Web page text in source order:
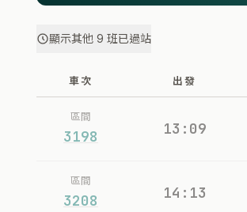
顯示其他 9 班已過站
車次 出發
區間
3198 13:09
區間
3208 14:13